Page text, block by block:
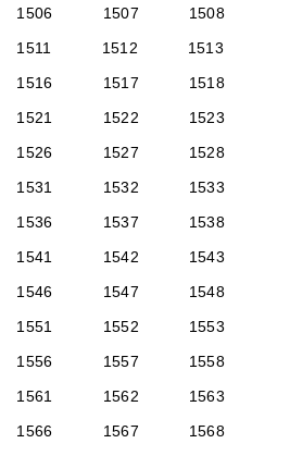
1506 1507
1508
1511 1512
1513
1516 1517
1518
1521 1522
1523
1526 1527
1528
1531 1532
1533
1536 1537
1538
1541 1542
1543
1546 1547
1548
1551 1552
1553
1556 1557
1558
1561 1562
1563
1566 1567
1568